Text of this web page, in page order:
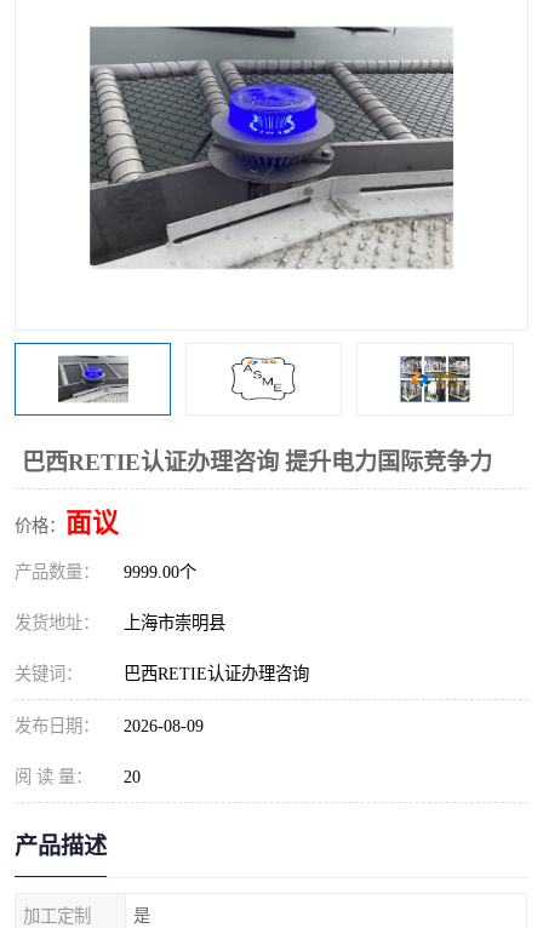
巴西RETIE认证办理咨询 提升电力国际竞争力
价格： 面议
产品数量： 9999.00个
发货地址： 上海市崇明县
关键词： 巴西RETIE认证办理咨询
发布日期： 2026-08-09
阅 读 量： 20
产品描述
加工定制 是